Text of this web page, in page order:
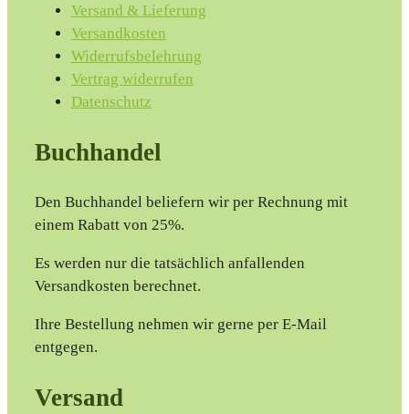
Versand & Lieferung
Versandkosten
Widerrufsbelehrung
Vertrag widerrufen
Datenschutz
Buchhandel
Den Buchhandel beliefern wir per Rechnung mit
einem Rabatt von 25%.
Es werden nur die tatsächlich anfallenden
Versandkosten berechnet.
Ihre Bestellung nehmen wir gerne per E-Mail
entgegen.
Versand